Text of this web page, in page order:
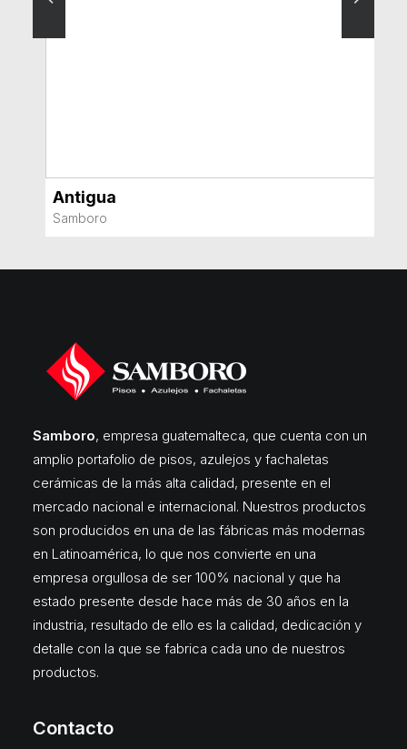
Antigua
Samboro
Samboro, empresa guatemalteca, que cuenta con un
amplio portafolio de pisos, azulejos y fachaletas
cerámicas de la más alta calidad, presente en el
mercado nacional e internacional. Nuestros productos
son producidos en una de las fábricas más modernas
en Latinoamérica, lo que nos convierte en una
empresa orgullosa de ser 100% nacional y que ha
estado presente desde hace más de 30 años en la
industria, resultado de ello es la calidad, dedicación y
detalle con la que se fabrica cada uno de nuestros
productos.
Contacto